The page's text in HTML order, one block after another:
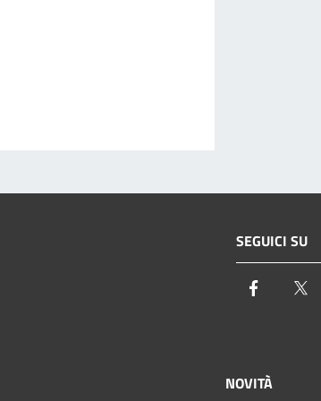
SEGUICI SU
Facebook
NOVITÀ